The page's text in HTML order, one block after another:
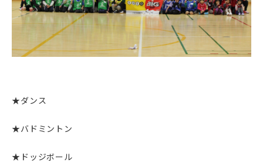
★ダンス
★バドミントン
★ドッジボール